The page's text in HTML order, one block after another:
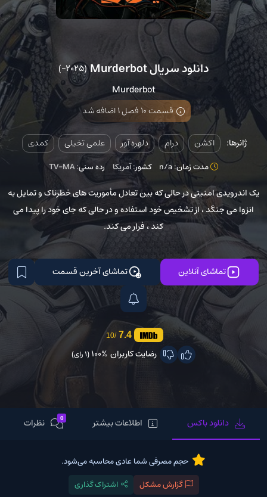
دانلود سریال Murderbot (2025–)
Murderbot
قسمت 10 فصل 1 اضافه شد
ژانرها: اکشن درام دلهره آور علمی تخیلی کمدی
مدت زمان: n/a کشور:آمریکا رده سنی:TV-MA
یک اندرویدی امنیتی در حالی که بین تعادل مأموریت های خطرناک و تمایل به
انزوا می جنگد ، از تشخیص خود استفاده و در حالی که جای خود را پیدا می
کند ، فرار می کند.
تماشای آنلاین تماشای آخرین قسمت
7.4
/10
رضایت کاربران 100%(1 رای)
دانلود باکس اطلاعات بیشتر 0 نظرات
حجم مصرفی شما عادی محاسبه می‌شود.
گزارش مشکل
اشتراک گذاری